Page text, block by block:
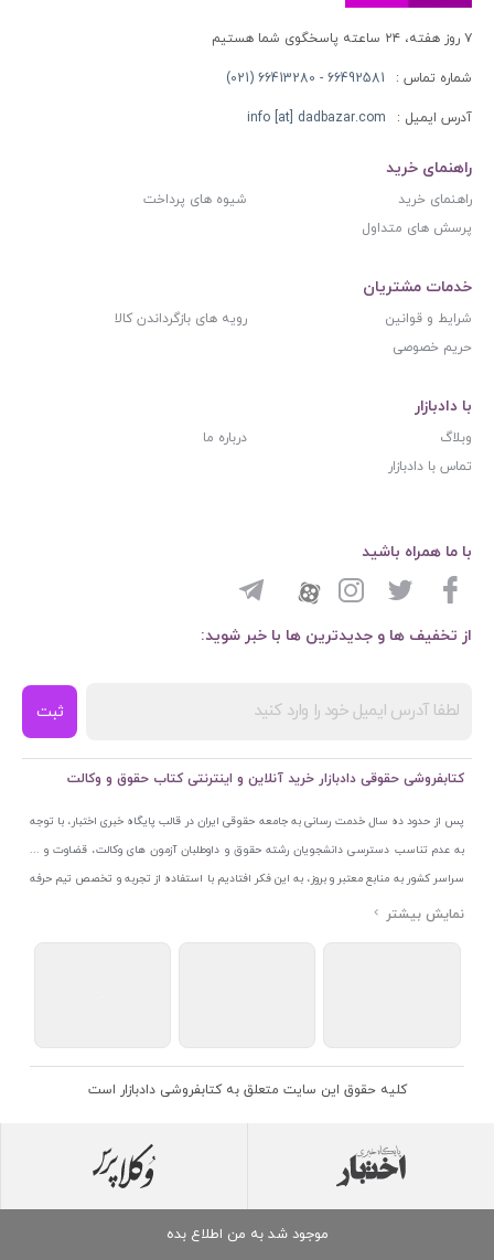
موجود شد به من اطلاع بده
۷ روز هفته، ۲۴ ساعته پاسخگوی شما هستیم
شماره تماس : 66492581 - 66413280 (021)
آدرس ایمیل : info [at] dadbazar.com
راهنمای خرید
راهنمای خرید
شیوه های پرداخت
پرسش های متداول
خدمات مشتریان
شرایط و قوانین
رویه های بازگرداندن کالا
حریم خصوصی
با دادبازار
وبلاگ
درباره ما
تماس با دادبازار
از تخفیف ها و جدیدترین ها با خبر شوید:
ثبت
با ما همراه باشید
کتابفروشی حقوقی دادبازار خرید آنلاین و اینترنتی کتاب حقوق و وکالت
پس از حدود ده سال خدمت رسانی به جامعه حقوقی ایران در قالب پایگاه خبری اختبار، با توجه
به عدم تناسب دسترسی دانشجویان رشته حقوق و داوطلبان آزمون های وکالت، قضاوت و ...
سراسر کشور به منابع معتبر و بروز، به این فکر افتادیم با استفاده از تجربه و تخصص تیم حرفه
ای اختبار خدمتی جدید به جامعه حقوقی ایران ارائه کنیم. به این منظور با راه اندازی و تجهیز
اتحادیه ناشران و کتابفروشان تهران به منظور ارائه مطمئن ترین خدمات مجموعه بسیار کامل و
معتبری از کتاب های حقوقی را به علاقمندان عرضه کرده ایم. علاوه بر این با بهره گیری از فناوری
اندازی کردیم تا علاقمندان بتوانند با اطمینان کافی و به اتکای اعتبار این مجموعه قدیمی کتاب و
کلیه حقوق این سایت متعلق به کتابفروشی دادبازار است